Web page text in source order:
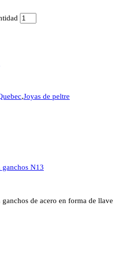
,Joyas de peltre
ganchos N13
de acero en forma de llave